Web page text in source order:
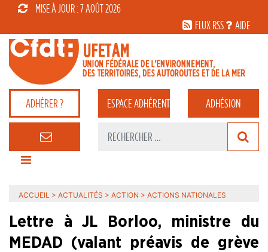
MISE À JOUR : 7 AOÛT 2026
FLUX RSS
AIDE
ADHÉRER ? ESPACEADHÉRENT ADHÉSION
ACCUEIL > ACTUALITÉS > ACTION > ACTIONS NATIONALES
Lettre à JL Borloo, ministre du
MEDAD (valant préavis de grève